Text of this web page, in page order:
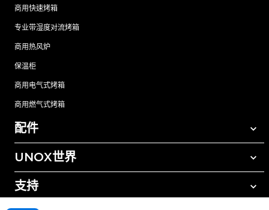
商用快速烤箱
专业带湿度对流烤箱
商用热风炉
保温柜
商用电气式烤箱
商用燃气式烤箱
配件
所有配件
手动清洗清洁剂
UNOX世界
我们在全球的办事处
支持